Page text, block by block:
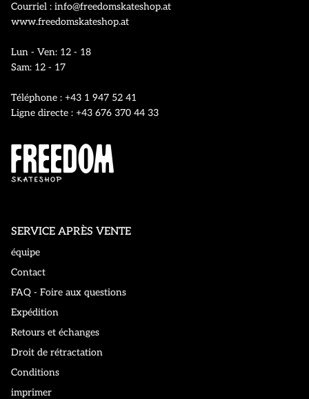
Courriel : info@freedomskateshop.at
www.freedomskateshop.at
Lun - Ven: 12 - 18
Sam: 12 - 17
Téléphone : +43 1 947 52 41
Ligne directe : +43 676 370 44 33
SERVICE APRÈS VENTE
équipe
Contact
FAQ - Foire aux questions
Expédition
Retours et échanges
Droit de rétractation
Conditions
imprimer